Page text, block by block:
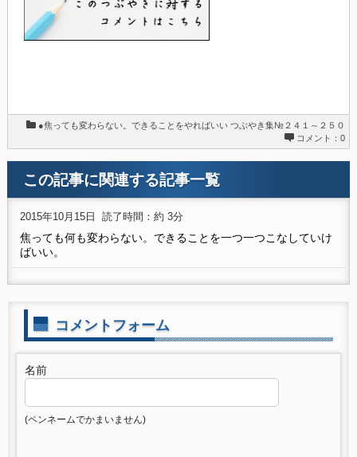
●焦っても変わらない。できることをやればいい つぶやき集№２４１～２５０
コメント：0
この記事に関連する記事一覧
2015年10月15日 読了時間：約 3分
焦っても何も変わらない。できることを一つ一つこなしていけ
ばいい。
コメントフォーム
名前
(ペンネームでかまいません)